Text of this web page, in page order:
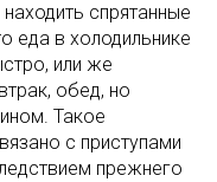
спрятанные
еда в холодильнике
или же
обед, но
Такое
с приступами
прежнего